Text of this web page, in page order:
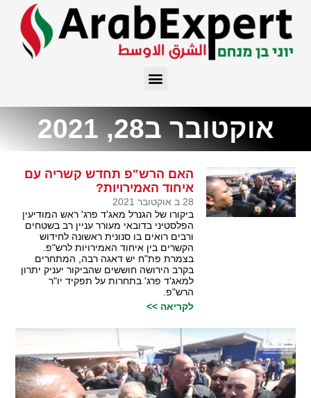
אוקטובר ב28, 2021
האם הרש"פ תחדש קשריה עם
איחוד האמירויות?
28 ב אוקטובר 2021
ביקורו של הגנרל מאג'ד פרג' ראש המודיעין
הפלסטיני בדובאי מעורר עניין רב בשטחים
ורבים רואים בו סנונית ראשונה לחידוש
הקשרים בין איחוד האמירויות לרש"פ.
בצמרת פת"ח יש דאגה רבה, המתחרים
בקרב הירושה חוששים שהביקור יעניק יתרון
למאג'ד פרג' בתחרות על תפקיד יו"ר
הרש"פ.
לקריאה >>